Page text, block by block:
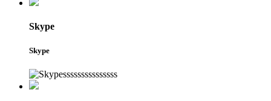
Skype
Skype